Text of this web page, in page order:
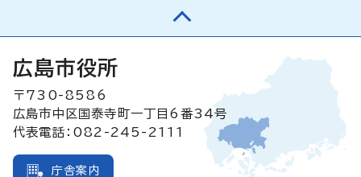
広島市役所
〒730-8586
広島市中区国泰寺町一丁目6番34号
代表電話：082-245-2111
庁舎案内